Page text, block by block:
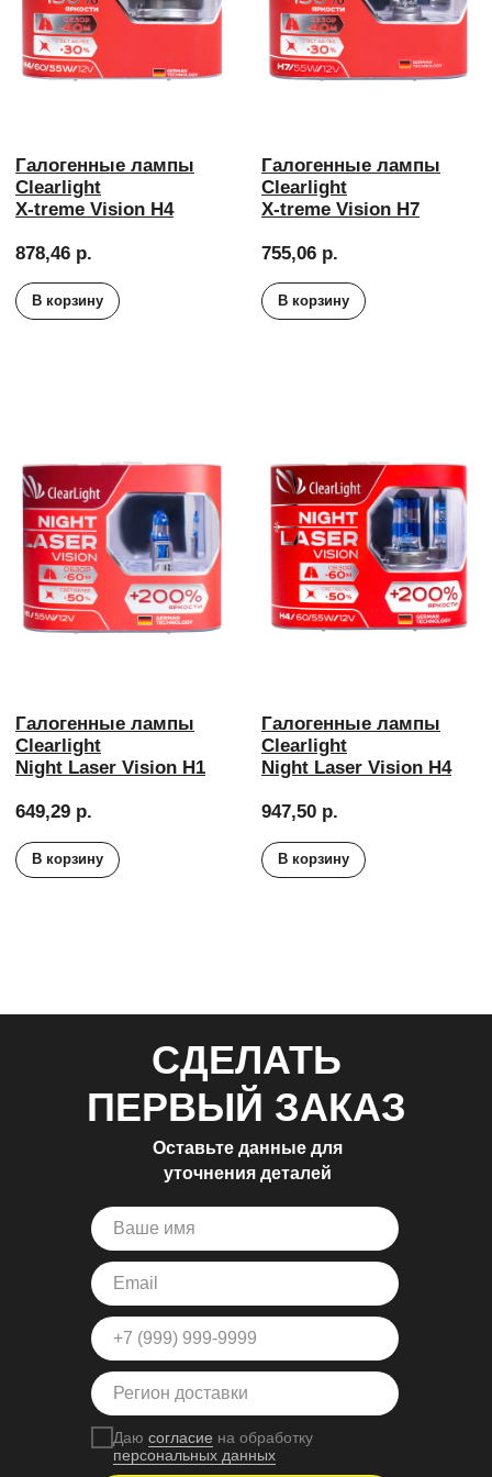
СДЕЛАТЬ
ПЕРВЫЙ ЗАКАЗ
Оставьте данные для
уточнения деталей
Даю согласие на обработку
персональных данных